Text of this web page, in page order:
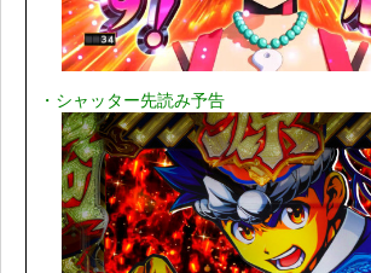
・シャッター先読み予告